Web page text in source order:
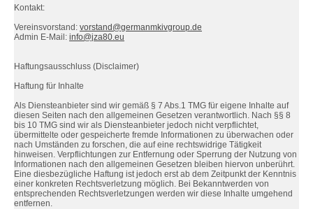
Kontakt:
Vereinsvorstand: vorstand@germanmkivgroup.de
Admin E-Mail: info@jza80.eu
Haftungsausschluss (Disclaimer)
Haftung für Inhalte
Als Diensteanbieter sind wir gemäß § 7 Abs.1 TMG für eigene Inhalte auf
diesen Seiten nach den allgemeinen Gesetzen verantwortlich. Nach §§ 8
bis 10 TMG sind wir als Diensteanbieter jedoch nicht verpflichtet,
übermittelte oder gespeicherte fremde Informationen zu überwachen oder
nach Umständen zu forschen, die auf eine rechtswidrige Tätigkeit
hinweisen. Verpflichtungen zur Entfernung oder Sperrung der Nutzung von
Informationen nach den allgemeinen Gesetzen bleiben hiervon unberührt.
Eine diesbezügliche Haftung ist jedoch erst ab dem Zeitpunkt der Kenntnis
einer konkreten Rechtsverletzung möglich. Bei Bekanntwerden von
entsprechenden Rechtsverletzungen werden wir diese Inhalte umgehend
entfernen.